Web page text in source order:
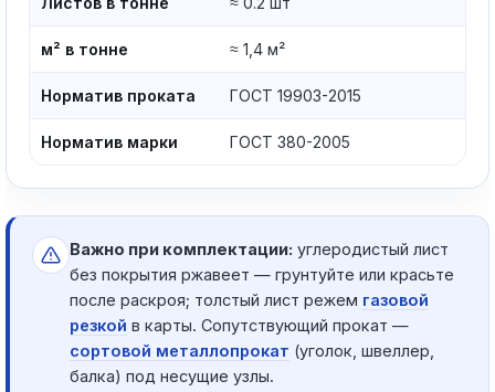
м² в тонне ≈ 1,4 м²
Норматив проката ГОСТ 19903-2015
Норматив марки ГОСТ 380-2005
Важно при комплектации: углеродистый лист
без покрытия ржавеет — грунтуйте или красьте
после раскроя; толстый лист режем газовой
резкой в карты. Сопутствующий прокат —
сортовой металлопрокат (уголок, швеллер,
балка) под несущие узлы.